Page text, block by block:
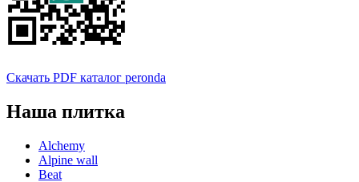
Скачать PDF каталог peronda
Наша плитка
Alchemy
Alpine wall
Beat